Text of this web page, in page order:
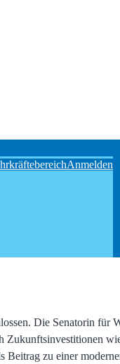
Anmelden
Die Senatorin für
Zukunftsinvestitionen
Beitrag zu einer